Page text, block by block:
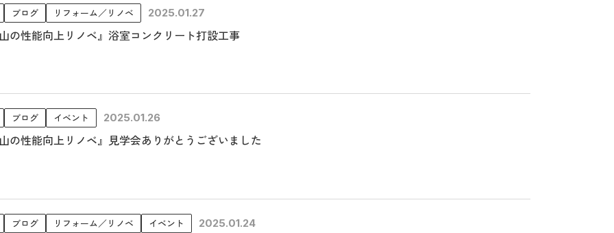
ブログ リフォーム／リノベ 2025.01.27
の性能向上リノベ』浴室コンクリート打設工事
ブログ イベント 2025.01.26
の性能向上リノベ』見学会ありがとうございました
ブログ リフォーム／リノベ イベント 2025.01.24